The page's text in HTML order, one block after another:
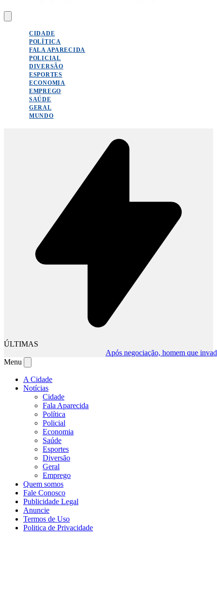
CIDADE
POLÍTICA
FALA APARECIDA
POLICIAL
DIVERSÃO
ESPORTES
ECONOMIA
EMPREGO
SAÚDE
GERAL
MUNDO
ÚLTIMAS
Após negociação, homem que invadiu
Menu
A Cidade
Notícias
Cidade
Fala Aparecida
Política
Policial
Economia
Saúde
Esportes
Diversão
Geral
Emprego
Quem somos
Fale Conosco
Publicidade Legal
Anuncie
Termos de Uso
Politica de Privacidade